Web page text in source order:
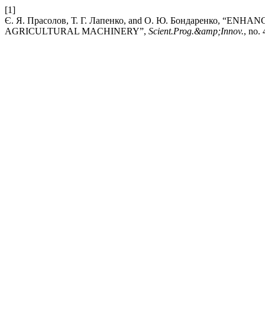
[1]
Є. Я. Прасолов, Т. Г. Лапенко, and О. Ю. Бондаренко,
AGRICULTURAL MACHINERY”, Scient.Prog.&amp;Innov., no.